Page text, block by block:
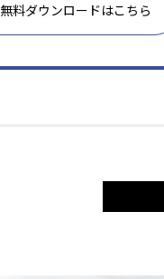
無料ダウンロードはこちら